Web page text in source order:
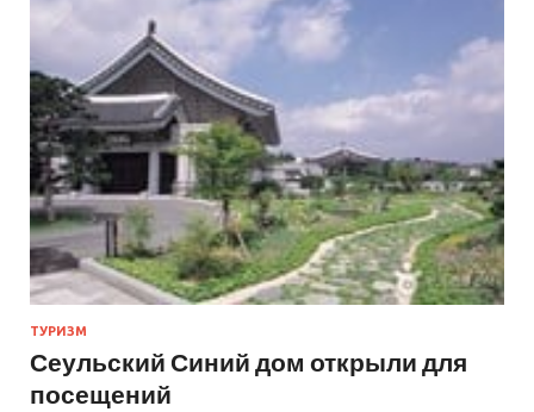
ТУРИЗМ
Сеульский Синий дом открыли для
посещений